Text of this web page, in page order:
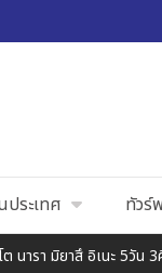
ประเทศ ทัวร์
นารา มิยาสึ อิเนะ 5วัน